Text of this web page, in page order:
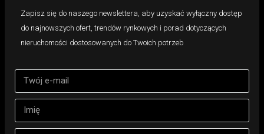
Zapisz się do naszego newslettera, aby uzyskać wyłączny dostęp
do najnowszych ofert, trendów rynkowych i porad dotyczących
nieruchomości dostosowanych do Twoich potrzeb